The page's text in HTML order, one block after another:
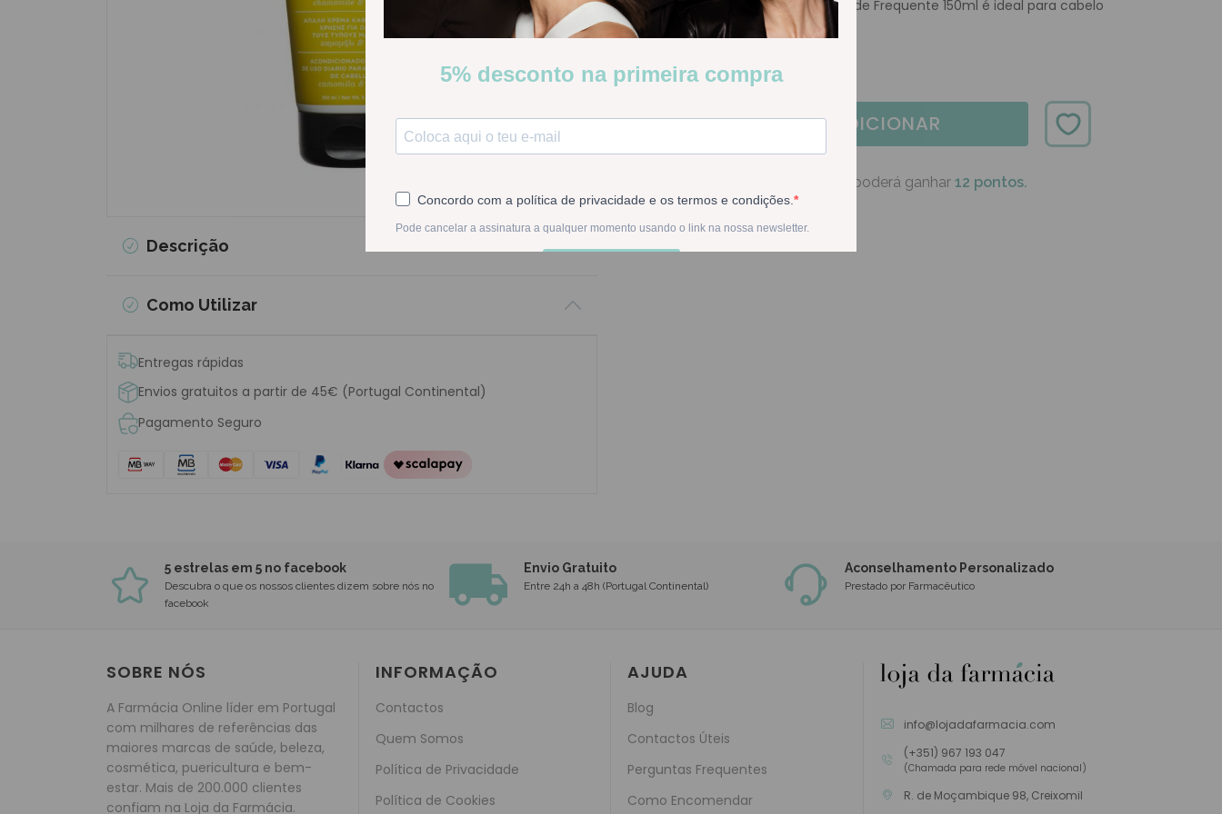
Descrição
Como Utilizar
Entregas rápidas
Envios gratuitos a partir de 45€ (Portugal Continental)
Pagamento Seguro
Apivita Condicionador Suave Uso de Frequente 150ml é ideal para cabelo
fino que fica facilmente pesado.
Stock: Disponível
- 1 + ADICIONAR
Na compra deste produto poderá ganhar 12 pontos.
5 estrelas em 5 no facebook
Descubra o que os nossos clientes dizem sobre nós no
facebook
Envio Gratuito
Entre 24h a 48h (Portugal Continental)
Aconselhamento Personalizado
Prestado por Farmacêutico
SOBRE NÓS
A Farmácia Online líder em Portugal
com milhares de referências das
maiores marcas de saúde, beleza,
cosmética, puericultura e bem-
estar. Mais de 200.000 clientes
confiam na Loja da Farmácia.
INFORMAÇÃO
Contactos
Quem Somos
Política de Privacidade
Política de Cookies
AJUDA
Blog
Contactos Úteis
Perguntas Frequentes
Como Encomendar
info@lojadafarmacia.com
(+351) 967 193 047
(Chamada para rede móvel nacional)
R. de Moçambique 98, Creixomil